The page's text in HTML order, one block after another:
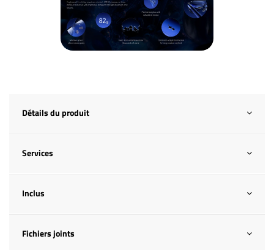
Détails du produit
Services
Inclus
Fichiers joints